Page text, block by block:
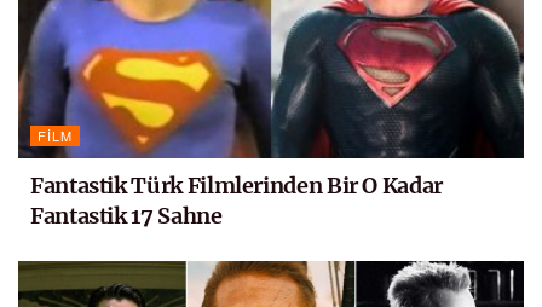
FILM
Fantastik Türk Filmlerinden Bir O Kadar
Fantastik 17 Sahne